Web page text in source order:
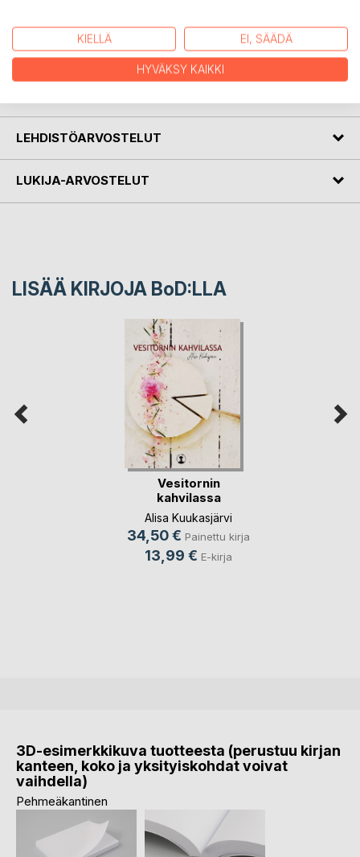
jotka työssään kohtaavat neuropsykiatristen häiriöiden
kanssa eläviä lapsia, nuoria ja aikuisia.
LEHDISTÖARVOSTELUT
LUKIJA-ARVOSTELUT
LISÄÄ KIRJOJA BoD:LLA
Vesitornin
kahvilassa
Alisa Kuukasjärvi
34,50 € Painettu kirja
13,99 € E-kirja
3D-esimerkkikuva tuotteesta (perustuu kirjan
kanteen, koko ja yksityiskohdat voivat
vaihdella)
Pehmeäkantinen
KIELLÄ EI, SÄÄDÄ
HYVÄKSY KAIKKI